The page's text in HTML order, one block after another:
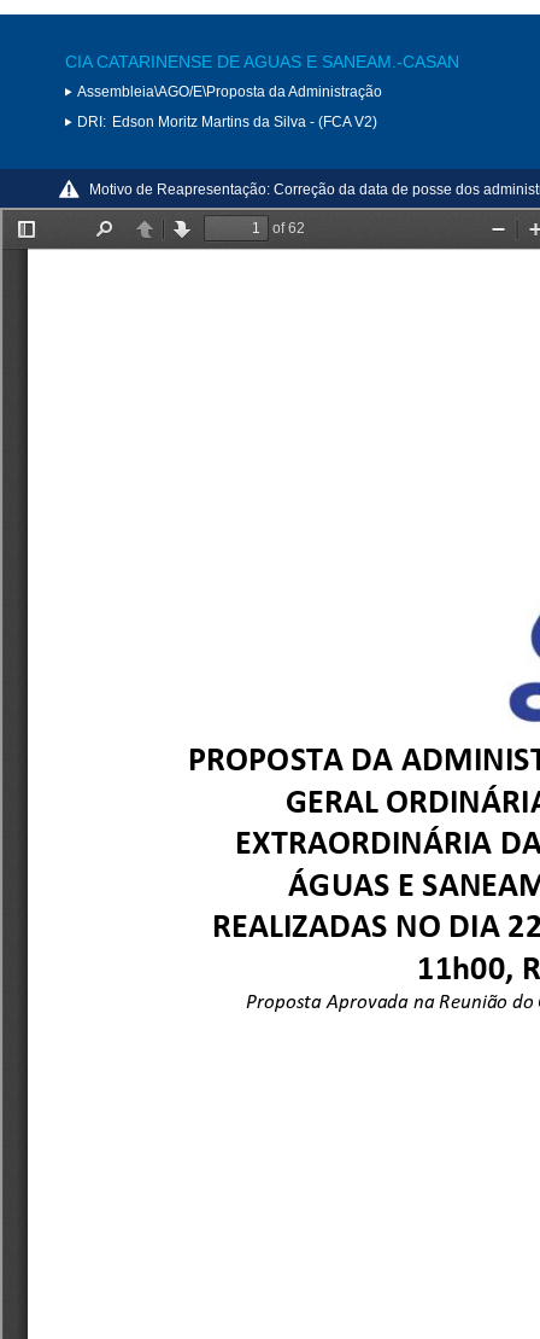
CIA CATARINENSE DE AGUAS E SANEAM.-CASAN
Assembleia\AGO/E\Proposta da Administração
DRI: Edson Moritz Martins da Silva - (FCA V2)
Motivo de Reapresentação: Correção da data de posse dos